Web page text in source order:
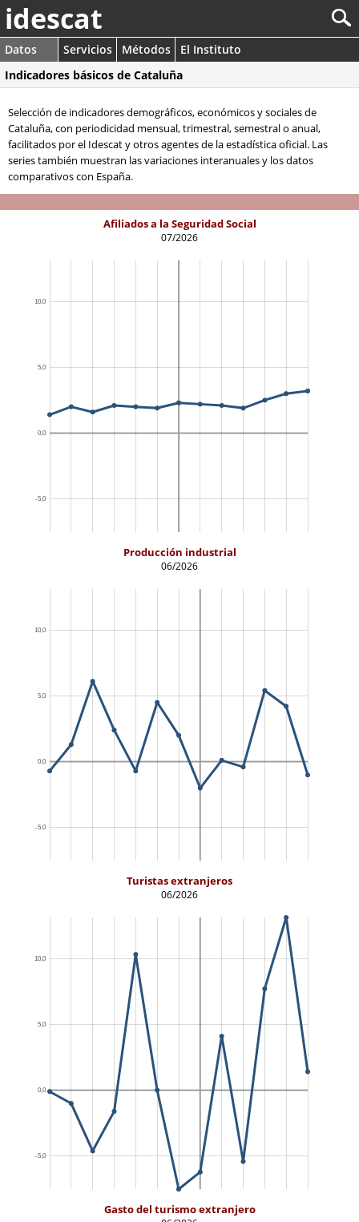
idescat
Datos Servicios Métodos
El Instituto
Indicadores básicos de Cataluña
Selección de indicadores demográficos, económicos y sociales de
Cataluña, con periodicidad mensual, trimestral, semestral o anual,
facilitados por el Idescat y otros agentes de la estadística oficial. Las
series también muestran las variaciones interanuales y los datos
comparativos con España.
Afiliados a la Seguridad Social
07/2026
Producción industrial
06/2026
Turistas extranjeros
06/2026
Gasto del turismo extranjero